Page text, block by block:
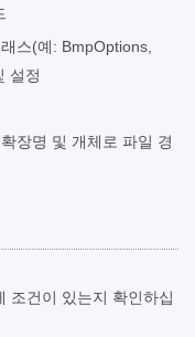
스(예: BmpOptions,
설정
장명 및 개체로 파일 경
조건이 있는지 확인하십